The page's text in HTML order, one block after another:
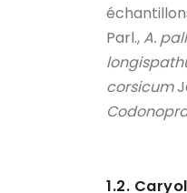
Parl.,A.
corsicum
1.2.